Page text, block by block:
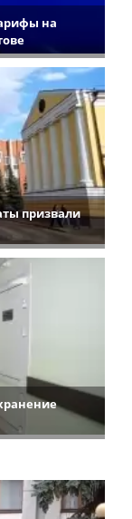
на
призвали